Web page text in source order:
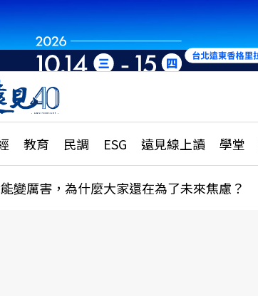
教育 民調 ESG 遠見線上讀 學堂
特輯
大學升學、職涯攻略
縣市施政調查全解析
更多訂閱方案
變厲害，為什麼大家還在為了未來焦慮？